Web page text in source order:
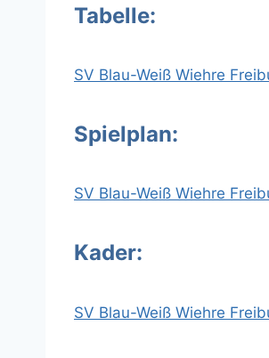
Tabelle:
SV Blau-Weiß Wiehre
Spielplan:
SV Blau-Weiß Wiehre
Kader:
SV Blau-Weiß Wiehre